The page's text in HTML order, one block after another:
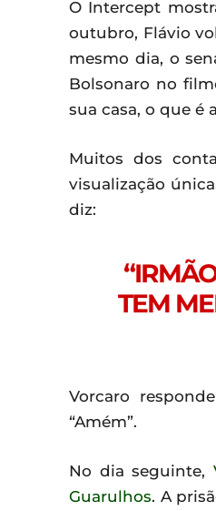
O Intercept
outubro, Flávio
mesmo dia, o
Bolsonaro no
sua casa, o que é
Muitos dos
visualização
diz:
TEM
Vorcaro
“Amém”.
No dia seguinte,
Guarulhos. A